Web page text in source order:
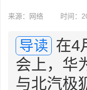
来源：网络 时间：
导读 在4
会上，华
与北汽极